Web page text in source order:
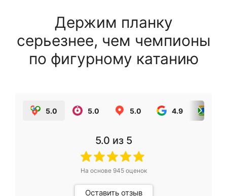
Держим планку
серьезнее, чем чемпионы
по фигурному катанию
5.0 5.0 5.0 4.9
5.0 из 5
На основе 945оценок
Оставить отзыв